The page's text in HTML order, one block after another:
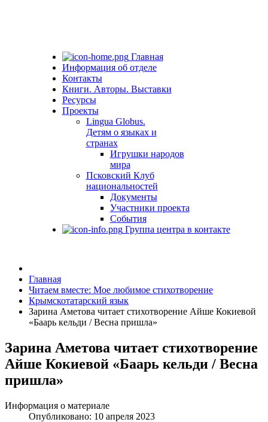
Главная
Информация об отделе
Контакты
Книги. Авторы. Выставки
Ресурсы
Проекты
Lingua Globus.
Детям о языках и
странах
Игрушки народов
мира
Псковский Клуб
национальностей
Документы
Участники проекта
События
Группа центра в контакте
Главная
Читаем вместе: Мое любимое стихотворение
Крымскотатарский язык
Зарина Аметова читает стихотворение Айше Кокиевой
«Баарь кельди / Весна пришла»
Зарина Аметова читает стихотворение
Айше Кокиевой «Баарь кельди / Весна
пришла»
Информация о материале
Опубликовано: 10 апреля 2023